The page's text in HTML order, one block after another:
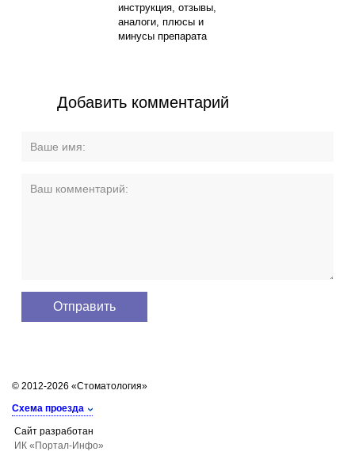
инструкция, отзывы,
аналоги, плюсы и
минусы препарата
Добавить комментарий
© 2012-2026 «Стоматология»
Схема проезда
Сайт разработан
ИК «Портал-Инфо»